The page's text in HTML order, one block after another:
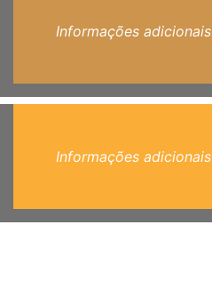
Informações adicionais
Informações adicionais